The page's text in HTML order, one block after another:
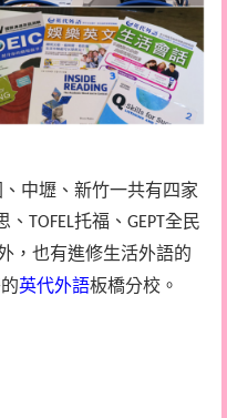
中壢、新竹一共有四家
、 TOFEL托福、 GEPT 全民
，也有進修生活外語的
英代外語板橋分校。